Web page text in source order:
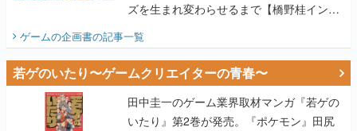
ズを生まれ変わらせるまで【橋野桂インタ
ビュー】
ゲームの企画書の記事一覧
若ゲのいたり〜ゲームクリエイターの青春〜
田中圭一のゲーム業界取材マンガ『若ゲの
いたり』第2巻が発売。『ポケモン』田尻